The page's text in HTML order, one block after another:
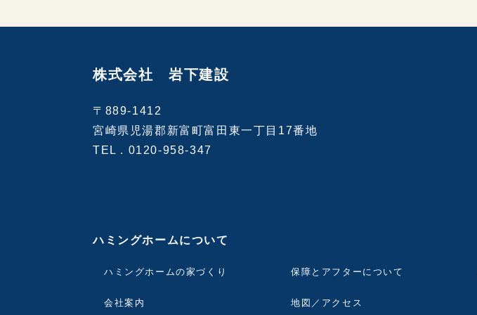
株式会社 岩下建設
〒889-1412
宮崎県児湯郡新富町富田東一丁目17番地
TEL . 0120-958-347
ハミングホームについて
ハミングホームの家づくり 保障とアフターについて
会社案内 地図／アクセス